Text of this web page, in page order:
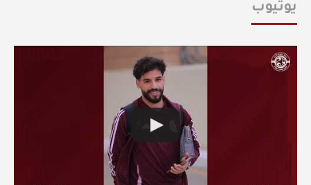
يوتيوب